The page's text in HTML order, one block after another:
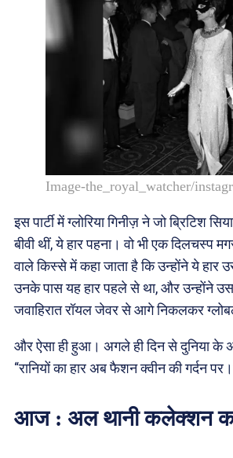
Image-the_royal_watcher/
इस पार्टी में ग्लोरिया गिनीज़ ने जो ब्रिटिश
बीवी थीं, ये हार पहना। वो भी एक दिलचस्प
वाले किस्से में कहा जाता है कि उन्होंने ये हार
उनके पास यह हार पहले से था, और उन्होंने उस
जवाहिरात रॉयल जेवर से आगे निकलकर
और ऐसा ही हुआ। अगले ही दिन से दुनिया के
“रानियों का हार अब फैशन क्वीन की गर्दन
आज : अल थानी कलेक्शन